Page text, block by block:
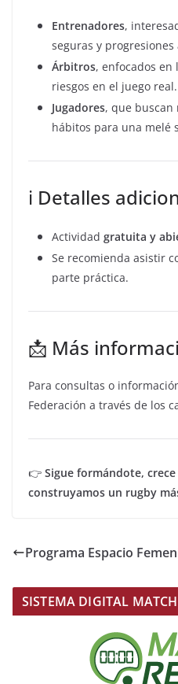
Entrenadores,
seguras y progresiones
Árbitros, enfocados
riesgos en el juego real.
Jugadores, que buscan
hábitos para una melé
ℹ️ Detalles
Actividad gratuita y
Se recomienda asistir
parte práctica.
📩 Más
Para consultas o
Federación a través de los
👉 Sigue formándote, crece
construyamos un rugby
Programa Espacio
SISTEMA DIGITAL